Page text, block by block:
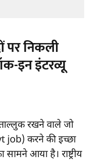
पर निकली
इन इंटरव्यू
रखने वाले जो
job) करने की इच्छा
आया है। राष्ट्रीय